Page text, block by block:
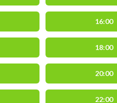
16:00
18:00
20:00
22:00